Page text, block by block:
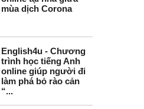
mùa dịch Corona
English4u - Chương
trình học tiếng Anh
online giúp người đi
làm phá bỏ rào cản
“...